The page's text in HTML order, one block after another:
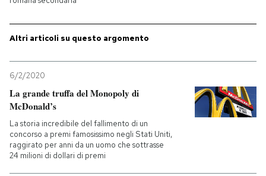
PODCAST
NEWSLETTER
I MIEI PREFERITI
Altri articoli su questo argomento
6/2/2020
La grande truffa del Monopoly di
McDonald’s
La storia incredibile del fallimento di un
concorso a premi famosissimo negli Stati Uniti,
raggirato per anni da un uomo che sottrasse
24 milioni di dollari di premi